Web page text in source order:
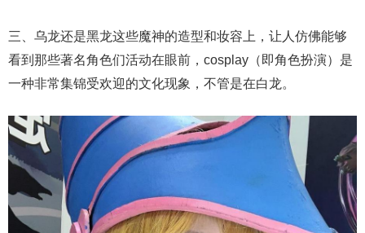
三、乌龙还是黑龙这些魔神的造型和妆容上，让人仿佛能够
看到那些著名角色们活动在眼前，cosplay（即角色扮演）是
一种非常集锦受欢迎的文化现象，不管是在白龙。